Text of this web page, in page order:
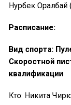
Нурбек Оралбай
Расписание:
Вид спорта:
Скоростной
квалификации
Кто: Никита